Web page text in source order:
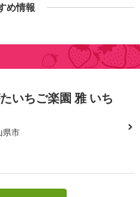
め情報
いちご楽園 雅 いち
県市